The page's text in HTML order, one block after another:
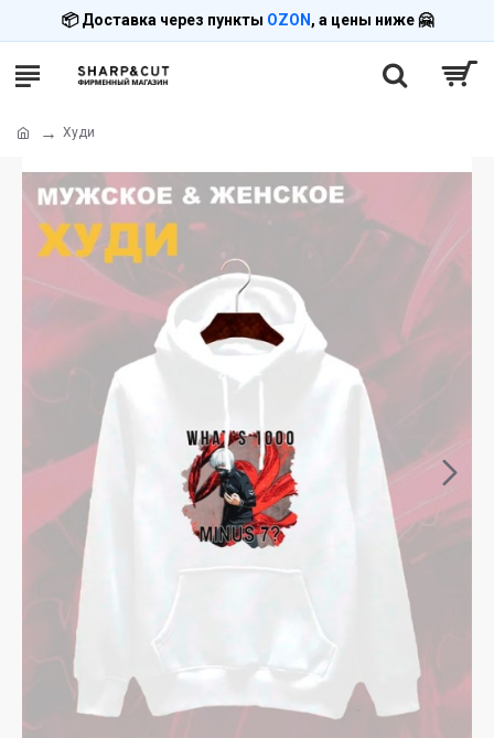
📦 Доставка через пункты OZON , а цены ниже 🤗
Худи